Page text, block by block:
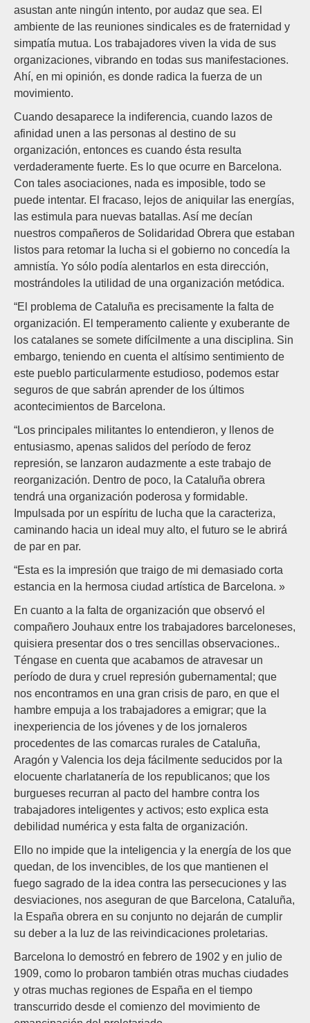
asustan ante ningún intento, por audaz que sea. El
ambiente de las reuniones sindicales es de fraternidad y
simpatía mutua. Los trabajadores viven la vida de sus
organizaciones, vibrando en todas sus manifestaciones.
Ahí, en mi opinión, es donde radica la fuerza de un
movimiento.
Cuando desaparece la indiferencia, cuando lazos de
afinidad unen a las personas al destino de su
organización, entonces es cuando ésta resulta
verdaderamente fuerte. Es lo que ocurre en Barcelona.
Con tales asociaciones, nada es imposible, todo se
puede intentar. El fracaso, lejos de aniquilar las energías,
las estimula para nuevas batallas. Así me decían
nuestros compañeros de Solidaridad Obrera que estaban
listos para retomar la lucha si el gobierno no concedía la
amnistía. Yo sólo podía alentarlos en esta dirección,
mostrándoles la utilidad de una organización metódica.
“El problema de Cataluña es precisamente la falta de
organización. El temperamento caliente y exuberante de
los catalanes se somete difícilmente a una disciplina. Sin
embargo, teniendo en cuenta el altísimo sentimiento de
este pueblo particularmente estudioso, podemos estar
seguros de que sabrán aprender de los últimos
acontecimientos de Barcelona.
“Los principales militantes lo entendieron, y llenos de
entusiasmo, apenas salidos del período de feroz
represión, se lanzaron audazmente a este trabajo de
reorganización. Dentro de poco, la Cataluña obrera
tendrá una organización poderosa y formidable.
Impulsada por un espíritu de lucha que la caracteriza,
caminando hacia un ideal muy alto, el futuro se le abrirá
de par en par.
“Esta es la impresión que traigo de mi demasiado corta
estancia en la hermosa ciudad artística de Barcelona. »
En cuanto a la falta de organización que observó el
compañero Jouhaux entre los trabajadores barceloneses,
quisiera presentar dos o tres sencillas observaciones..
Téngase en cuenta que acabamos de atravesar un
período de dura y cruel represión gubernamental; que
nos encontramos en una gran crisis de paro, en que el
hambre empuja a los trabajadores a emigrar; que la
inexperiencia de los jóvenes y de los jornaleros
procedentes de las comarcas rurales de Cataluña,
Aragón y Valencia los deja fácilmente seducidos por la
elocuente charlatanería de los republicanos; que los
burgueses recurran al pacto del hambre contra los
trabajadores inteligentes y activos; esto explica esta
debilidad numérica y esta falta de organización.
Ello no impide que la inteligencia y la energía de los que
quedan, de los invencibles, de los que mantienen el
fuego sagrado de la idea contra las persecuciones y las
desviaciones, nos aseguran de que Barcelona, Cataluña,
la España obrera en su conjunto no dejarán de cumplir
su deber a la luz de las reivindicaciones proletarias.
Barcelona lo demostró en febrero de 1902 y en julio de
1909, como lo probaron también otras muchas ciudades
y otras muchas regiones de España en el tiempo
transcurrido desde el comienzo del movimiento de